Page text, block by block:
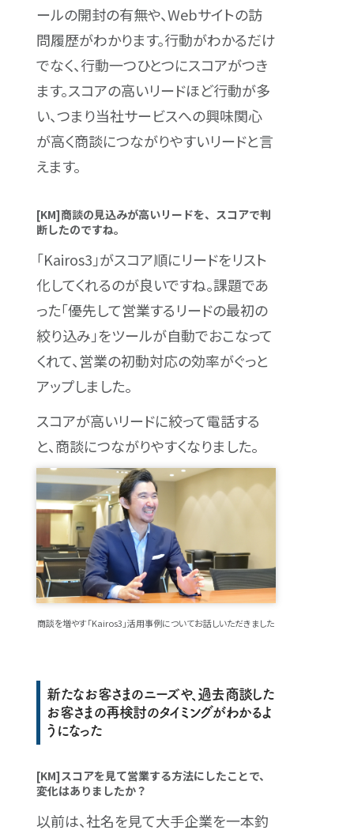
ールの開封の有無や、Webサイトの訪
問履歴がわかります。行動がわかるだけ
でなく、行動一つひとつにスコアがつき
ます。スコアの高いリードほど行動が多
い、つまり当社サービスへの興味関心
が高く商談につながりやすいリードと言
えます。
[KM]商談の見込みが高いリードを、スコアで判
断したのですね。
「Kairos3」がスコア順にリードをリスト
化してくれるのが良いですね。課題であ
った「優先して営業するリードの最初の
絞り込み」をツールが自動でおこなって
くれて、営業の初動対応の効率がぐっと
アップしました。
スコアが高いリードに絞って電話する
と、商談につながりやすくなりました。
商談を増やす「Kairos3」活用事例についてお話しいただきました
新たなお客さまのニーズや、過去商談した
お客さまの再検討のタイミングがわかるよ
うになった
[KM]スコアを見て営業する方法にしたことで、
変化はありましたか？
以前は、社名を見て大手企業を一本釣